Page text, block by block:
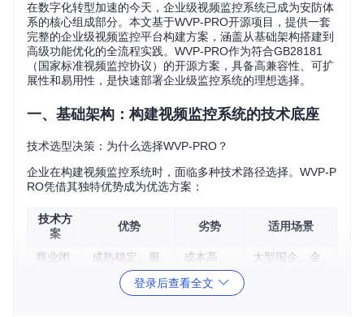
在数字化转型加速的今天，企业级视频监控系统已成为安防体
系的核心组成部分。本文基于WVP-PRO开源项目，提供一套
完整的企业级视频监控平台构建方案，涵盖从基础架构搭建到
高级功能优化的全流程实践。WVP-PRO作为符合GB28181
（国家标准视频监控协议）的开源方案，具备高兼容性、可扩
展性和易用性，是快速部署企业级监控系统的理想选择。
一、基础架构：构建视频监控系统的技术底座
技术选型决策：为什么选择WVP-PRO？
企业在构建视频监控系统时，面临多种技术路径选择。WVP-P
RO凭借其独特优势成为优选方案：
技术方
案
优势 劣势 适用场景
商业闭
成熟稳定、服
务支持完善
成本高、
定制困难
大型国企、金
开发周期
登录后查看全文